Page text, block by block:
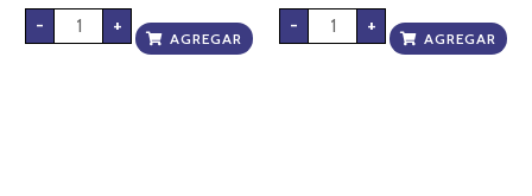
- +
AGREGAR
- +
AGREGAR